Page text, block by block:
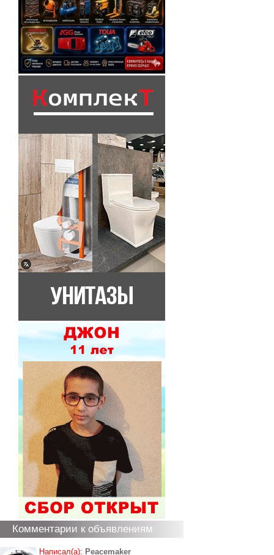
Комментарии к объявлениям
Написал(а): Peacemaker